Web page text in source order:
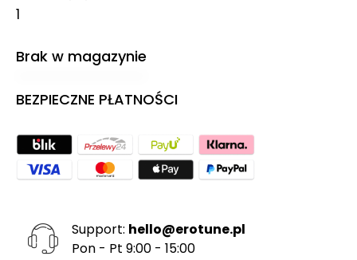
1
Brak w magazynie
BEZPIECZNE PŁATNOŚCI
Support: hello@erotune.pl
Pon - Pt 9:00 - 15:00